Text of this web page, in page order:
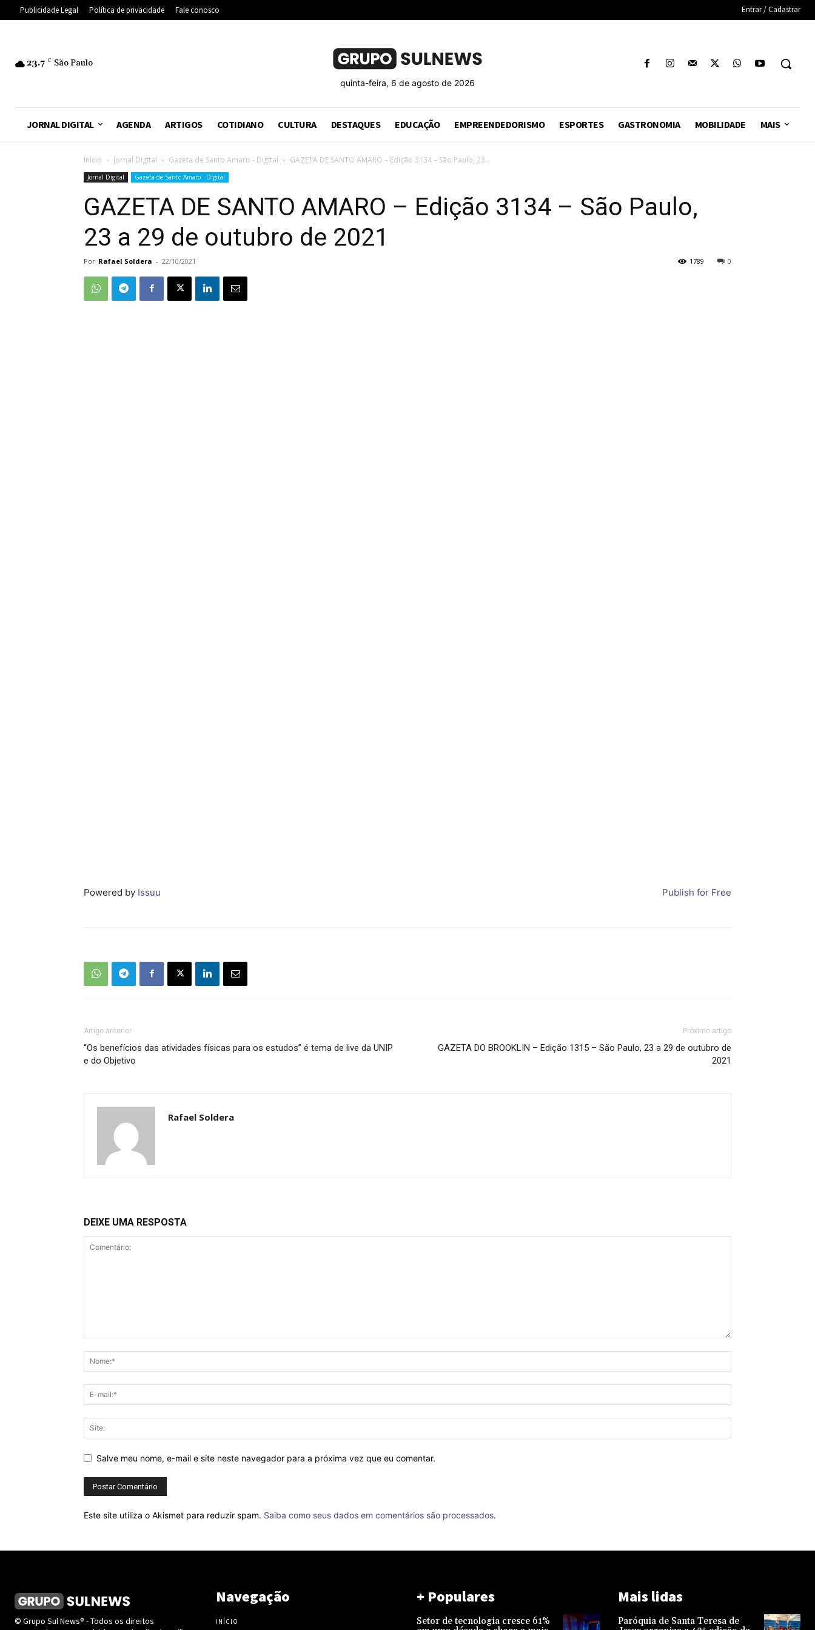
Publicidade Legal Política de privacidade Fale conosco Entrar / Cadastrar
23.7 C São Paulo
quinta-feira, 6 de agosto de 2026
JORNAL DIGITAL AGENDA ARTIGOS COTIDIANO CULTURA DESTAQUES EDUCAÇÃO EMPREENDEDORISMO ESPORTES GASTRONOMIA MOBILIDADE MAIS
Início Jornal Digital Gazeta de Santo Amaro - Digital GAZETA DE SANTO AMARO – Edição 3134 – São Paulo, 23...
Jornal Digital Gazeta de Santo Amaro - Digital
GAZETA DE SANTO AMARO – Edição 3134 – São Paulo,
23 a 29 de outubro de 2021
Por Rafael Soldera - 22/10/2021 0
1789
Powered by Issuu Publish for Free
Artigo anterior
“Os benefícios das atividades físicas para os estudos” é tema de live da UNIP
e do Objetivo
Próximo artigo
GAZETA DO BROOKLIN – Edição 1315 – São Paulo, 23 a 29 de outubro de
2021
Rafael Soldera
DEIXE UMA RESPOSTA
Salve meu nome, e-mail e site neste navegador para a próxima vez que eu comentar.
Este site utiliza o Akismet para reduzir spam. Saiba como seus dados em comentários são processados.
© Grupo Sul News® - Todos os direitos
Navegação
INÍCIO
+ Populares
Setor de tecnologia cresce 61%
Mais lidas
Paróquia de Santa Teresa de